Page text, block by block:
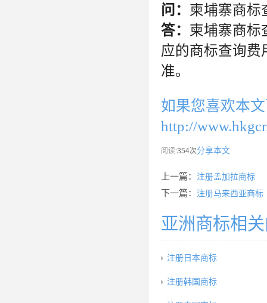
问： 柬埔寨商标
答： 柬埔寨商标
应的商标查询费
准。
如果您喜欢本
http://
阅读:354次分享本文
上一篇： 注册孟加拉商标
下一篇： 注册马来西亚商标
亚洲商标相
注册日本商标
注册韩国商标